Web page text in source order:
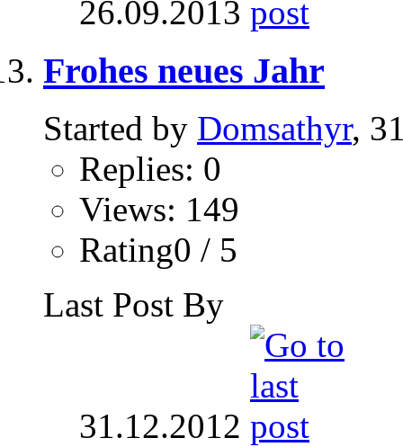
26.09.2013
Frohes neues Jahr
Started by Domsathyr,
Replies: 0
Views: 149
Rating0 / 5
Last Post By
31.12.2012